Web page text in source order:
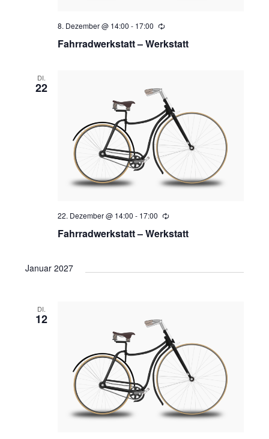
Fahrradwerkstatt – Werkstatt
8. Dezember @ 14:00 - 17:00 Wiederholung
DI.
22
Fahrradwerkstatt – Werkstatt
22. Dezember @ 14:00 - 17:00 Wiederholung
Januar 2027
DI.
12